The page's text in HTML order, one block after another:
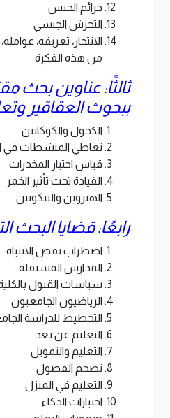
جرائم الجنس
التحرش الجنسي
الانتحار، تعريفه،
من هذه الفكرة
ثالثًا: عناوين بحث
ببحوث العقاقير
الكحول والكوكايين
تعاطي المنشطات في
قياس اختبار المخدرات
القيادة تحت تأثير الخمر
الهيروين والنيكوتين
رابعًا: قضايا البحث
اضطراب نقص الانتباه
المدارس المستقلة
سياسات القبول
الرياضيون الجامعيون
التخطيط للدراسة
التعليم عن بعد
التعليم والتمويل
تضخم الفصول
التعليم في المنزل
اختبارات الذكاء